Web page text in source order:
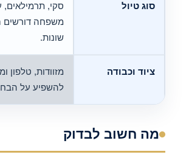
סוג טיול
סקי, תרמילאים,
משפחה דורשים
שונות.
ציוד וכבודה
מזוודות, טלפון
להשפיע על
מה חשוב לבדוק